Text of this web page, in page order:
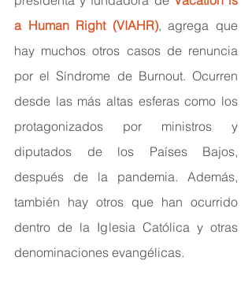
a Human Right (VIAHR), agrega que
hay muchos otros casos de renuncia
por el Síndrome de Burnout. Ocurren
desde las más altas esferas como los
protagonizados por ministros y
diputados de los Países Bajos,
después de la pandemia. Además,
también hay otros que han ocurrido
dentro de la Iglesia Católica y otras
denominaciones evangélicas.